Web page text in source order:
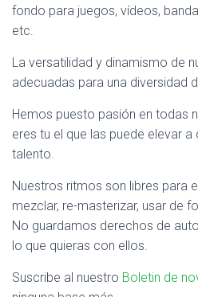
fondo para juegos, vídeos,
etc.
La versatilidad y dinamismo de
adecuadas para una diversidad
Hemos puesto pasión en todas
eres tu el que las puede elevar
talento.
Nuestros ritmos son libres para
mezclar, re-masterizar, usar de
No guardamos derechos de
lo que quieras con ellos.
Suscribe al nuestro Boletin de